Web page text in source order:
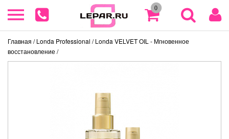
0
Главная / Londa Professional / Londa VELVET OIL - Мгновенное
восстановление /